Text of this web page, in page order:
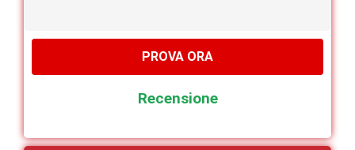
PROVA ORA
Recensione